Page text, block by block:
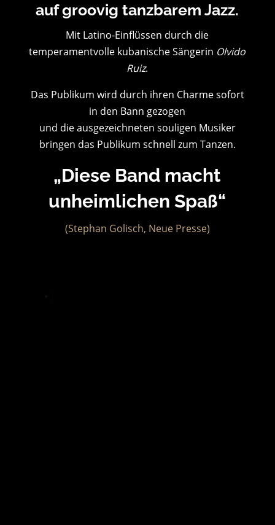
auf groovig tanzbarem Jazz.
Mit Latino-Einflüssen durch die
temperamentvolle kubanische Sängerin Olvido
Ruiz.
Das Publikum wird durch ihren Charme sofort
in den Bann gezogen
und die ausgezeichneten souligen Musiker
bringen das Publikum schnell zum Tanzen.
„Diese Band macht
unheimlichen Spaß“
(Stephan Golisch, Neue Presse)